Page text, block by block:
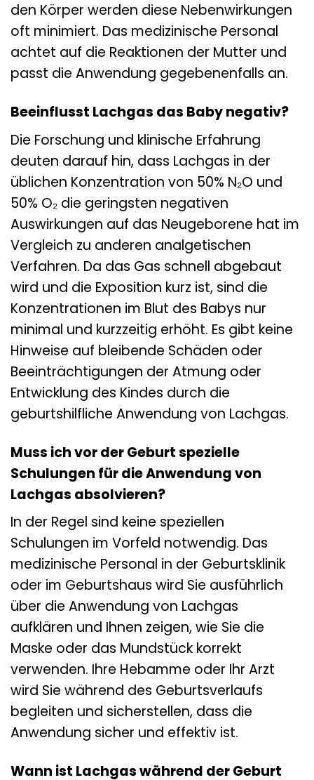
den Körper werden diese Nebenwirkungen
oft minimiert. Das medizinische Personal
achtet auf die Reaktionen der Mutter und
passt die Anwendung gegebenenfalls an.
Beeinflusst Lachgas das Baby negativ?
Die Forschung und klinische Erfahrung
deuten darauf hin, dass Lachgas in der
üblichen Konzentration von 50% N₂O und
50% O₂ die geringsten negativen
Auswirkungen auf das Neugeborene hat im
Vergleich zu anderen analgetischen
Verfahren. Da das Gas schnell abgebaut
wird und die Exposition kurz ist, sind die
Konzentrationen im Blut des Babys nur
minimal und kurzzeitig erhöht. Es gibt keine
Hinweise auf bleibende Schäden oder
Beeinträchtigungen der Atmung oder
Entwicklung des Kindes durch die
geburtshilfliche Anwendung von Lachgas.
Muss ich vor der Geburt spezielle
Schulungen für die Anwendung von
Lachgas absolvieren?
In der Regel sind keine speziellen
Schulungen im Vorfeld notwendig. Das
medizinische Personal in der Geburtsklinik
oder im Geburtshaus wird Sie ausführlich
über die Anwendung von Lachgas
aufklären und Ihnen zeigen, wie Sie die
Maske oder das Mundstück korrekt
verwenden. Ihre Hebamme oder Ihr Arzt
wird Sie während des Geburtsverlaufs
begleiten und sicherstellen, dass die
Anwendung sicher und effektiv ist.
Wann ist Lachgas während der Geburt